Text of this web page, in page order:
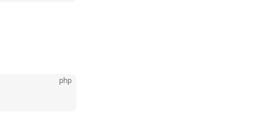
php